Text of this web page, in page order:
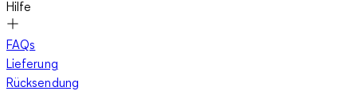
Hilfe
FAQs
Lieferung
Rücksendung